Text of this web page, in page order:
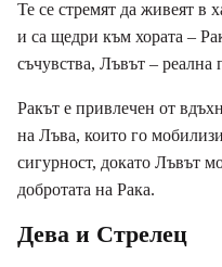
Те се стремят да живеят в
и са щедри към хората –
съчувства, Лъвът –
Ракът е привлечен от
на Лъва, които го
сигурност, докато Лъвът
добротата на Рака.
Дева и Стрелец